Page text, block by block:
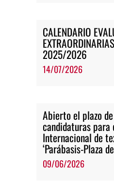
CALENDARIO
2025/2026
14/07/2026
Abierto el plazo
candidaturas para
Internacional de
‘Parábasis-Plaza
09/06/2026